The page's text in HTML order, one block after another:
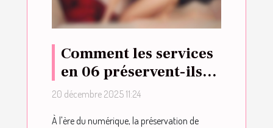
Comment les services
en 06 préservent-ils
l'intimité des
20 décembre 2025 11:24
À l'ère du numérique, la préservation de